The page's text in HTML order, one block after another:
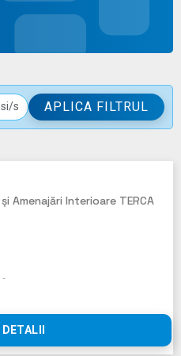
APLICA FILTRUL
Amenajări Interioare TERCA